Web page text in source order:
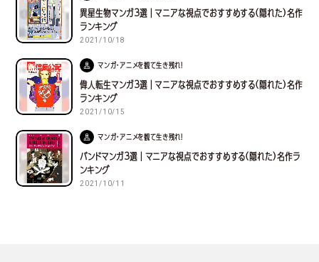
異星生物マンガ３選｜マニアな視点でおすすめする(隠れた)名作
ランキング
2021/10/18
マンガ・アニメを観て生き残れ！
偉人転生マンガ３選｜マニアな視点でおすすめする(隠れた)名作
ランキング
2021/10/15
マンガ・アニメを観て生き残れ！
バンドマンガ３選｜マニアな視点でおすすめする(隠れた)名作ラ
ンキング
2021/10/11